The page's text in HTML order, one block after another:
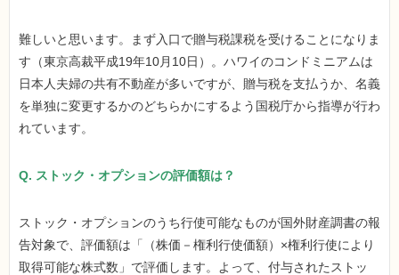
難しいと思います。まず入口で贈与税課税を受けることになりま
す（東京高裁平成19年10月10日）。ハワイのコンドミニアムは
日本人夫婦の共有不動産が多いですが、贈与税を支払うか、名義
を単独に変更するかのどちらかにするよう国税庁から指導が行わ
れています。
Q. ストック・オプションの評価額は？
ストック・オプションのうち行使可能なものが国外財産調書の報
告対象で、評価額は「（株価－権利行使価額）×権利行使により
取得可能な株式数」で評価します。よって、付与されたストッ